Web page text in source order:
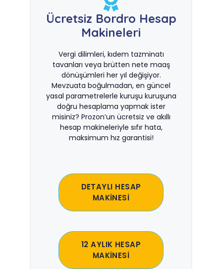
Ücretsiz Bordro Hesap
Makineleri
Vergi dilimleri, kıdem tazminatı
tavanları veya brütten nete maaş
dönüşümleri her yıl değişiyor.
Mevzuata boğulmadan, en güncel
yasal parametrelerle kuruşu kuruşuna
doğru hesaplama yapmak ister
misiniz? Prozon’un ücretsiz ve akıllı
hesap makineleriyle sıfır hata,
maksimum hız garantisi!
DETAYLI HESAP
MAKİNESİ
12 AYLIK HESAP
MAKİNESİ